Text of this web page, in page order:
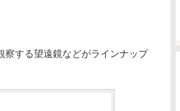
する望遠鏡などがラインナップ